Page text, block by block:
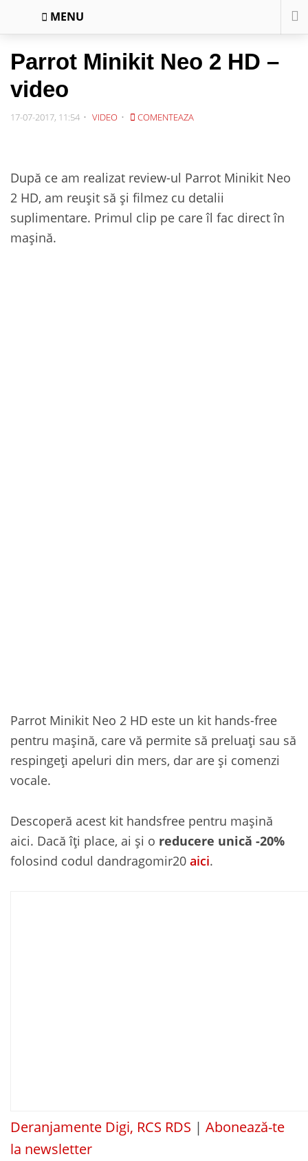
MENU
Parrot Minikit Neo 2 HD –
video
17-07-2017, 11:54 VIDEO COMENTEAZA
După ce am realizat review-ul Parrot Minikit Neo
2 HD, am reușit să și filmez cu detalii
suplimentare. Primul clip pe care îl fac direct în
mașină.
Parrot Minikit Neo 2 HD este un kit hands-free
pentru mașină, care vă permite să preluați sau să
respingeți apeluri din mers, dar are și comenzi
vocale.
Descoperă acest kit handsfree pentru mașină
aici. Dacă îți place, ai și o reducere unică -20%
folosind codul dandragomir20 aici.
Deranjamente Digi, RCS RDS | Abonează-te
la newsletter